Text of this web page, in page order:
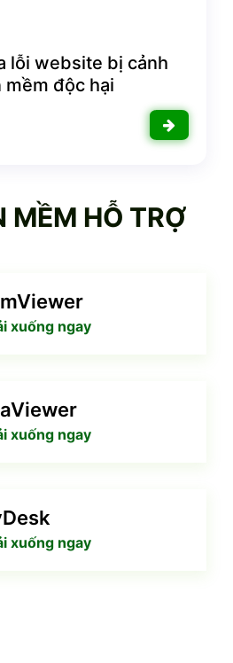
lỗi website bị cảnh
mềm độc hại
MỀM HỖ TRỢ
xuống ngay
xuống ngay
xuống ngay